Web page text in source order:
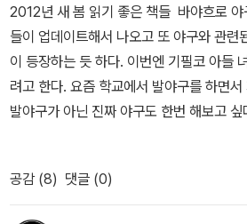
곤 했었는데 매번 못 읽고 반납. 책 운반사
구입해 버렸다. 집에 놔두면 언젠간 읽을
보영 작가님의 소설집이다. 나의 계획이
한데 몇 분들에게 설레발을 쳤다. 올 한 해
많이 읽겠다고….처음엔 박완서 작가님과
치는대로 읽고 있어서 뭐가 뭔지 모르겠는
어야 했나? 싶게 다양한 분야에 정말 많은
나 많아 뭐부터 읽어야 할지 어지러울 지
2012년 새 봄 읽기 좋은 책들 바야흐로 야
들이 업데이트해서 나오고 또 야구와 관련
이 등장하는 듯 하다. 이번엔 기필코 아들
려고 한다. 요즘 학교에서 발야구를 하면
발야구가 아닌 진짜 야구도 한번 해보고
응원했지만, 역시나 운이 안 따라준 것인지
이 부족한 것인지...하지만 앞으로도 무수히
히 보며 응원하련다. 가을 야구를 꿈꾸며
공감 (8) 댓글 (0)